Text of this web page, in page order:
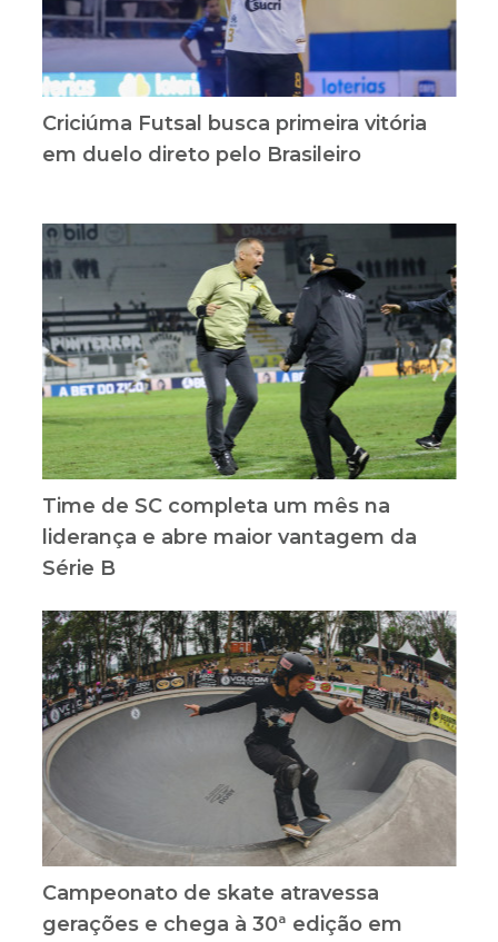
Criciúma Futsal busca primeira vitória
em duelo direto pelo Brasileiro
Time de SC completa um mês na
liderança e abre maior vantagem da
Série B
Campeonato de skate atravessa
gerações e chega à 30ª edição em